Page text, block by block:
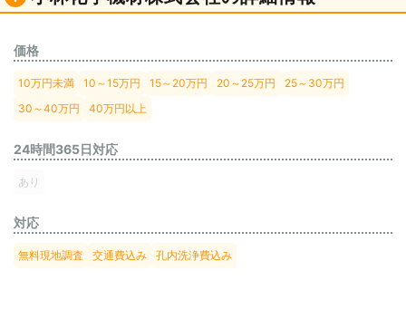
価格
10万円未満 10～15万円 15～20万円 20～25万円
25～30万円
30～40万円
40万円以上
24時間365日対応
あり
対応
無料現地調査 交通費込み 孔内洗浄費込み